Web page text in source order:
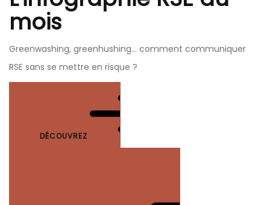
mois
Greenwashing, greenhushing… comment communiquer
RSE sans se mettre en risque ?
DÉCOUVREZ